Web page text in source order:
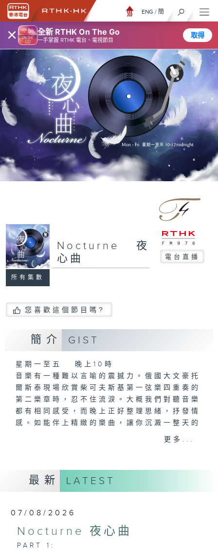
× 全新 RTHK On The Go
一手掌握 RTHK 電台、電視節目
取得
ENG / 簡
所有集數
Nocturne 夜
心曲
電台直播
您喜歡這個節目嗎?
簡介 GIST
星期一至五 晚上10時
音樂有一種難以言喻的震撼力。俄國大文豪托
爾斯泰現場欣賞柴可夫斯基第一弦樂四重奏的
第二樂章時，忍不住流淚。大概我們對聽音樂
都有相同感受，而晚上正好整理思緒，抒發情
感。如能伴上精緻的樂曲，讓你沉澱一整天的
心曲」，在曼妙的美樂之中重新得力。
更多...
最新 LATEST
07/08/2026
Nocturne 夜心曲
PART 1: